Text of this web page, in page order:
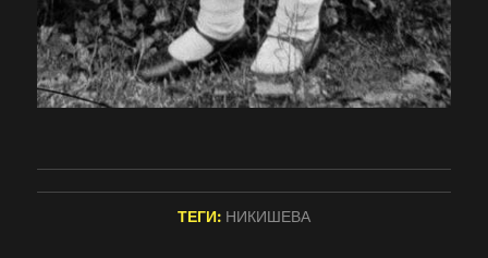
ТЕГИ: НИКИШЕВА